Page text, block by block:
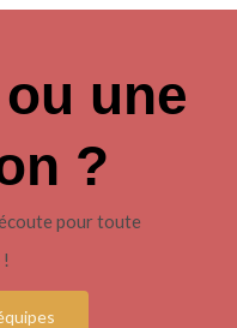
une
?
pour toute
!